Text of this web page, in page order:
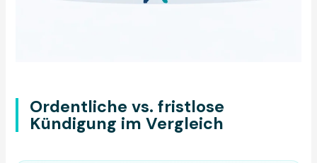
Ordentliche vs. fristlose
Kündigung im Vergleich